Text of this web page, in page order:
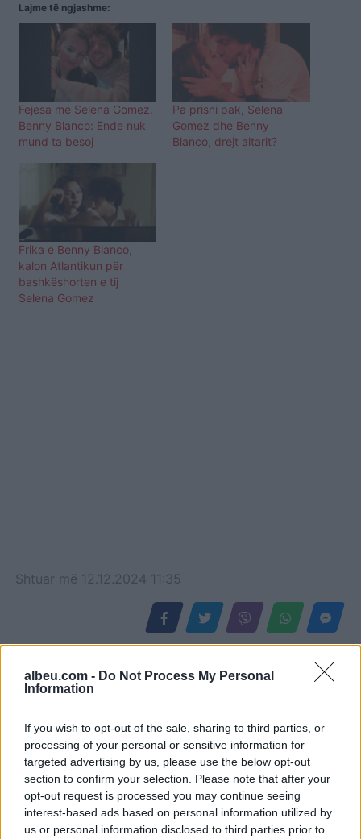
albeu.com - Do Not Process My Personal
Information
If you wish to opt-out of the sale, sharing to third parties, or
processing of your personal or sensitive information for
targeted advertising by us, please use the below opt-out
section to confirm your selection. Please note that after your
opt-out request is processed you may continue seeing
interest-based ads based on personal information utilized by
us or personal information disclosed to third parties prior to
Lajme të ngjashme:
Fejesa me Selena Gomez,
Benny Blanco: Ende nuk
mund ta besoj
Pa prisni pak, Selena
Gomez dhe Benny
Blanco, drejt altarit?
Frika e Benny Blanco,
kalon Atlantikun për
bashkëshorten e tij
Selena Gomez
Shtuar më 12.12.2024 11:35
Horoskopi i sotëm, 8
gusht 2026: Cilat janë
Temperaturat arrijnë 40°C
në Tiranë, vapë